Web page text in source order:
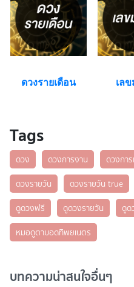
ดวงรายเดือน เล
Tags
ดวง ดวงการงาน ดวงการ
ดวงรายวัน
ดวงรายวัน true
ดูดวงฟรี
ดูดวงรายวัน ดูด
หมอดูตาบอดทิพยเนตร
บทความน่าสนใจอื่นๆ